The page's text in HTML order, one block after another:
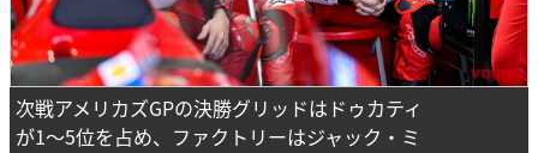
次戦アメリカズGPの決勝グリッドはドゥカティ
が1～5位を占め、ファクトリーはジャック・ミ